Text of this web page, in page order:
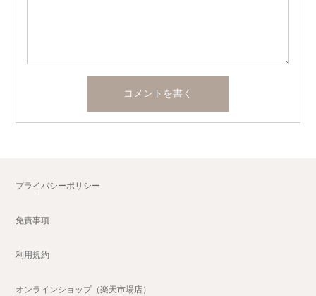
プライバシーポリシー
免責事項
利用規約
オンラインショップ（楽天市場店）